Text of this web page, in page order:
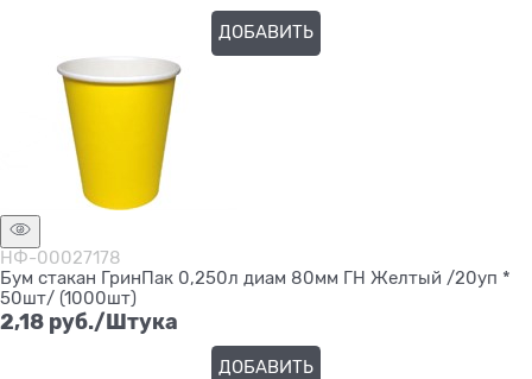
ДОБАВИТЬ
НФ-00027178
Бум стакан ГринПак 0,250л диам 80мм ГН Желтый /20уп *
50шт/ (1000шт)
2,18 руб./Штука
ДОБАВИТЬ